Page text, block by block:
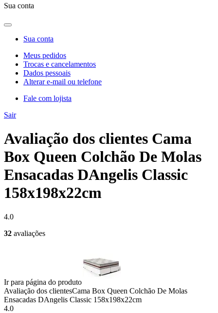
Sua conta
Sua conta
Meus pedidos
Trocas e cancelamentos
Dados pessoais
Alterar e-mail ou telefone
Fale com lojista
Sair
Avaliação dos clientes Cama
Box Queen Colchão De Molas
Ensacadas DAngelis Classic
158x198x22cm
4.0
32 avaliações
Ir para página do produto
Avaliação dos clientesCama Box Queen Colchão De Molas
Ensacadas DAngelis Classic 158x198x22cm
4.0